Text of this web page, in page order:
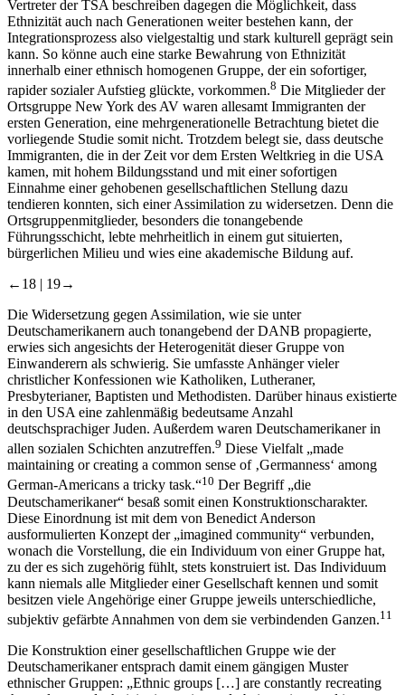
Vertreter der TSA beschreiben dagegen die Möglichkeit, dass
Ethnizität auch nach Generationen weiter bestehen kann, der
Integrationsprozess also vielgestaltig und stark kulturell geprägt sein
kann. So könne auch eine starke Bewahrung von Ethnizität
innerhalb einer ethnisch homogenen Gruppe, der ein sofortiger,
rapider sozialer Aufstieg glückte, vorkommen.8 Die Mitglieder der
Ortsgruppe New York des AV waren allesamt Immigranten der
ersten Generation, eine mehrgenerationelle Betrachtung bietet die
vorliegende Studie somit nicht. Trotzdem belegt sie, dass deutsche
Immigranten, die in der Zeit vor dem Ersten Weltkrieg in die USA
kamen, mit hohem Bildungsstand und mit einer sofortigen
Einnahme einer gehobenen gesellschaftlichen Stellung dazu
tendieren konnten, sich einer Assimilation zu widersetzen. Denn die
Ortsgruppenmitglieder, besonders die tonangebende
Führungsschicht, lebte mehrheitlich in einem gut situierten,
bürgerlichen Milieu und wies eine akademische Bildung auf.
←18 | 19→
Die Widersetzung gegen Assimilation, wie sie unter
Deutschamerikanern auch tonangebend der DANB propagierte,
erwies sich angesichts der Heterogenität dieser Gruppe von
Einwanderern als schwierig. Sie umfasste Anhänger vieler
christlicher Konfessionen wie Katholiken, Lutheraner,
Presbyterianer, Baptisten und Methodisten. Darüber hinaus existierte
in den USA eine zahlenmäßig bedeutsame Anzahl
deutschsprachiger Juden. Außerdem waren Deutschamerikaner in
allen sozialen Schichten anzutreffen.9 Diese Vielfalt „made
maintaining or creating a common sense of ‚Germanness‘ among
German-Americans a tricky task.“10 Der Begriff „die
Deutschamerikaner“ besaß somit einen Konstruktionscharakter.
Diese Einordnung ist mit dem von Benedict Anderson
ausformulierten Konzept der „imagined community“ verbunden,
wonach die Vorstellung, die ein Individuum von einer Gruppe hat,
zu der es sich zugehörig fühlt, stets konstruiert ist. Das Individuum
kann niemals alle Mitglieder einer Gesellschaft kennen und somit
besitzen viele Angehörige einer Gruppe jeweils unterschiedliche,
subjektiv gefärbte Annahmen von dem sie verbindenden Ganzen.11
Die Konstruktion einer gesellschaftlichen Gruppe wie der
Deutschamerikaner entsprach damit einem gängigen Muster
ethnischer Gruppen: „Ethnic groups […] are constantly recreating